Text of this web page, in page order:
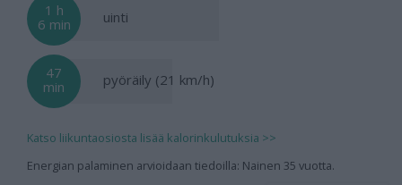
1 h
6 min
uinti
47
min
pyöräily (21 km/h)
Katso liikuntaosiosta lisää kalorinkulutuksia >>
Energian palaminen arvioidaan tiedoilla: Nainen 35 vuotta.